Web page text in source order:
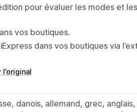
pour évaluer les modes et
vos boutiques.
dans vos boutiques via
danois, allemand, grec,